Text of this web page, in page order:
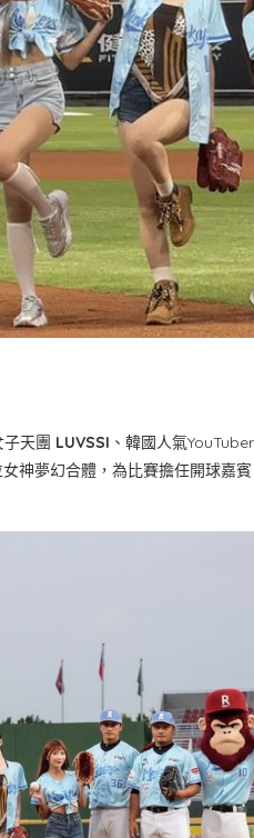
天團 LUVSSI 、韓國人氣YouTuber
女神夢幻合體，為比賽擔任開球嘉